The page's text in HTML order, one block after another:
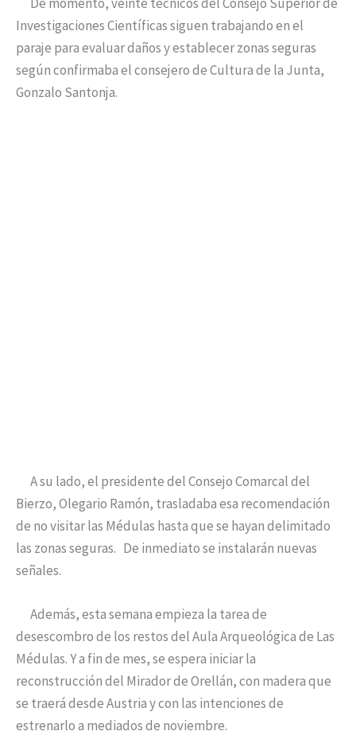
Investigaciones Científicas siguen trabajando en el
paraje para evaluar daños y establecer zonas seguras
según confirmaba el consejero de Cultura de la Junta,
Gonzalo Santonja.
A su lado, el presidente del Consejo Comarcal del
Bierzo, Olegario Ramón, trasladaba esa recomendación
de no visitar las Médulas hasta que se hayan delimitado
las zonas seguras. De inmediato se instalarán nuevas
señales.
Además, esta semana empieza la tarea de
desescombro de los restos del Aula Arqueológica de Las
Médulas. Y a fin de mes, se espera iniciar la
reconstrucción del Mirador de Orellán, con madera que
se traerá desde Austria y con las intenciones de
estrenarlo a mediados de noviembre.